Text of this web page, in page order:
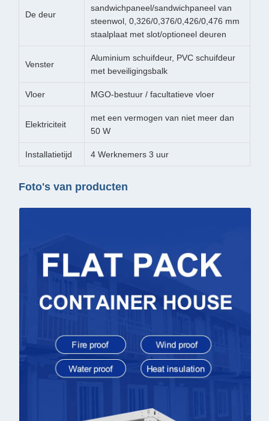
De deur
sandwichpaneel/sandwichpaneel van
steenwol, 0,326/0,376/0,426/0,476 mm
staalplaat met slot/optioneel deuren
Venster
Aluminium schuifdeur, PVC schuifdeur
met beveiligingsbalk
Vloer MGO-bestuur / facultatieve vloer
Elektriciteit
met een vermogen van niet meer dan
50 W
Installatietijd 4 Werknemers 3 uur
Foto's van producten